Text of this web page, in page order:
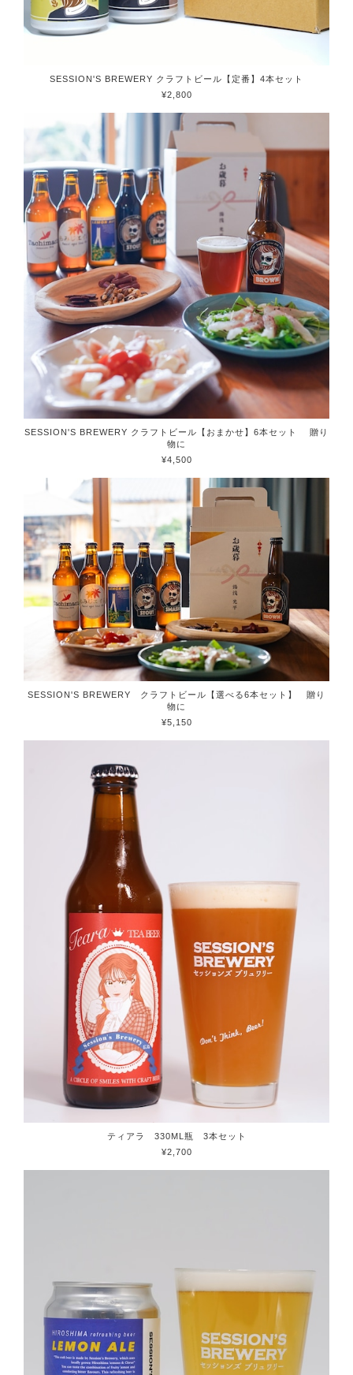
SESSION'S BREWERY クラフトビール【定番】4本セット
¥2,800
SESSION'S BREWERY クラフトビール【おまかせ】6本セット 贈り
物に
¥4,500
SESSION'S BREWERY クラフトビール【選べる6本セット】 贈り
物に
¥5,150
ティアラ 330ML瓶 3本セット
¥2,700